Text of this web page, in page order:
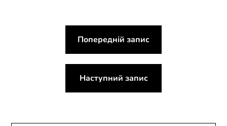
Навігація
Попередній запис
Наступний запис